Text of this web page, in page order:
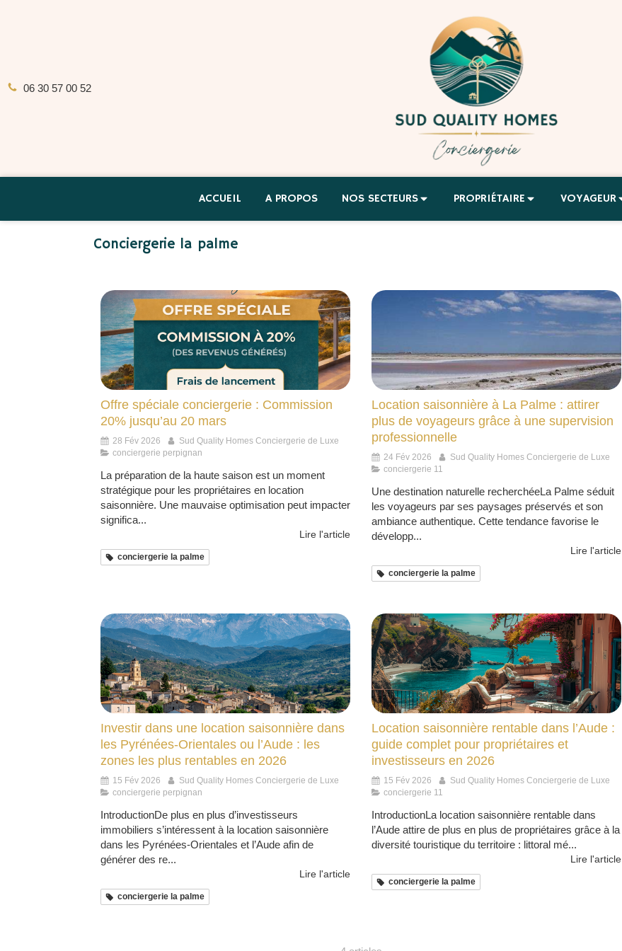
06 30 57 00 52
ACCUEIL A PROPOS NOS SECTEURS PROPRIÉTAIRE VOYAGEUR
Conciergerie la palme
Offre spéciale conciergerie : Commission
20% jusqu’au 20 mars
28 Fév 2026
Sud Quality Homes Conciergerie de Luxe
conciergerie perpignan
La préparation de la haute saison est un moment
stratégique pour les propriétaires en location
saisonnière. Une mauvaise optimisation peut impacter
significa...
Lire l'article
conciergerie la palme
Location saisonnière à La Palme : attirer
plus de voyageurs grâce à une supervision
professionnelle
24 Fév 2026
Sud Quality Homes Conciergerie de Luxe
conciergerie 11
Une destination naturelle recherchéeLa Palme séduit
les voyageurs par ses paysages préservés et son
ambiance authentique. Cette tendance favorise le
développ...
Lire l'article
conciergerie la palme
Investir dans une location saisonnière dans
les Pyrénées-Orientales ou l’Aude : les
zones les plus rentables en 2026
15 Fév 2026
Sud Quality Homes Conciergerie de Luxe
conciergerie perpignan
IntroductionDe plus en plus d’investisseurs
immobiliers s’intéressent à la location saisonnière
dans les Pyrénées-Orientales et l’Aude afin de
générer des re...
Lire l'article
conciergerie la palme
Location saisonnière rentable dans l’Aude :
guide complet pour propriétaires et
investisseurs en 2026
15 Fév 2026
Sud Quality Homes Conciergerie de Luxe
conciergerie 11
IntroductionLa location saisonnière rentable dans
l’Aude attire de plus en plus de propriétaires grâce à la
diversité touristique du territoire : littoral mé...
Lire l'article
conciergerie la palme